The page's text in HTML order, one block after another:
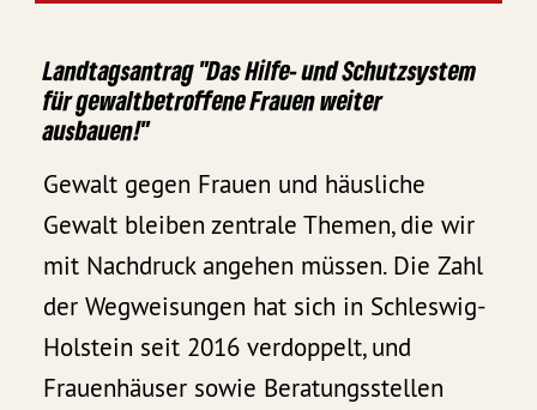
Landtagsantrag "Das Hilfe- und Schutzsystem
für gewaltbetroffene Frauen weiter
ausbauen!"
Gewalt gegen Frauen und häusliche
Gewalt bleiben zentrale Themen, die wir
mit Nachdruck angehen müssen. Die Zahl
der Wegweisungen hat sich in Schleswig-
Holstein seit 2016 verdoppelt, und
Frauenhäuser sowie Beratungsstellen